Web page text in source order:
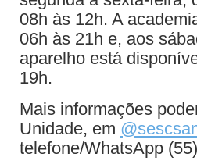
08h às 12h. A
06h às 21h e, aos
aparelho está
19h.
Mais informações
Unidade, em
telefone/WhatsApp